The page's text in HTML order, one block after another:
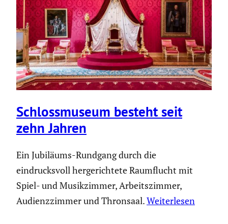
Schloss­mu­seum besteht seit
zehn Jahren
Ein Jubiläums-Rundgang durch die
eindrucksvoll hergerichtete Raumflucht mit
Spiel- und Musikzimmer, Arbeitszimmer,
Audienzzimmer und Thronsaal.Weiterlesen